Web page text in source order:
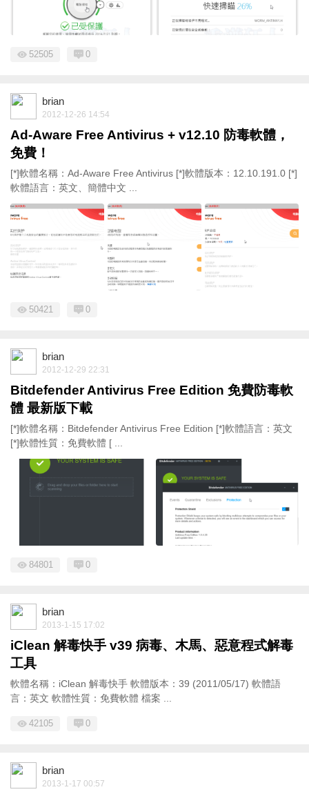
52505 0
brian
2012-12-26 14:54
Ad-Aware Free Antivirus + v12.10 防毒軟體，
免費！
[*]軟體名稱：Ad-Aware Free Antivirus [*]軟體版本：12.10.191.0 [*]
軟體語言：英文、簡體中文 ...
50421 0
brian
2012-12-29 22:31
Bitdefender Antivirus Free Edition 免費防毒軟
體 最新版下載
[*]軟體名稱：Bitdefender Antivirus Free Edition [*]軟體語言：英文
[*]軟體性質：免費軟體 [ ...
84801 0
brian
2013-1-15 17:02
iClean 解毒快手 v39 病毒、木馬、惡意程式解毒
工具
軟體名稱：iClean 解毒快手 軟體版本：39 (2011/05/17) 軟體語
言：英文 軟體性質：免費軟體 檔案 ...
42105 0
brian
2013-1-17 00:57